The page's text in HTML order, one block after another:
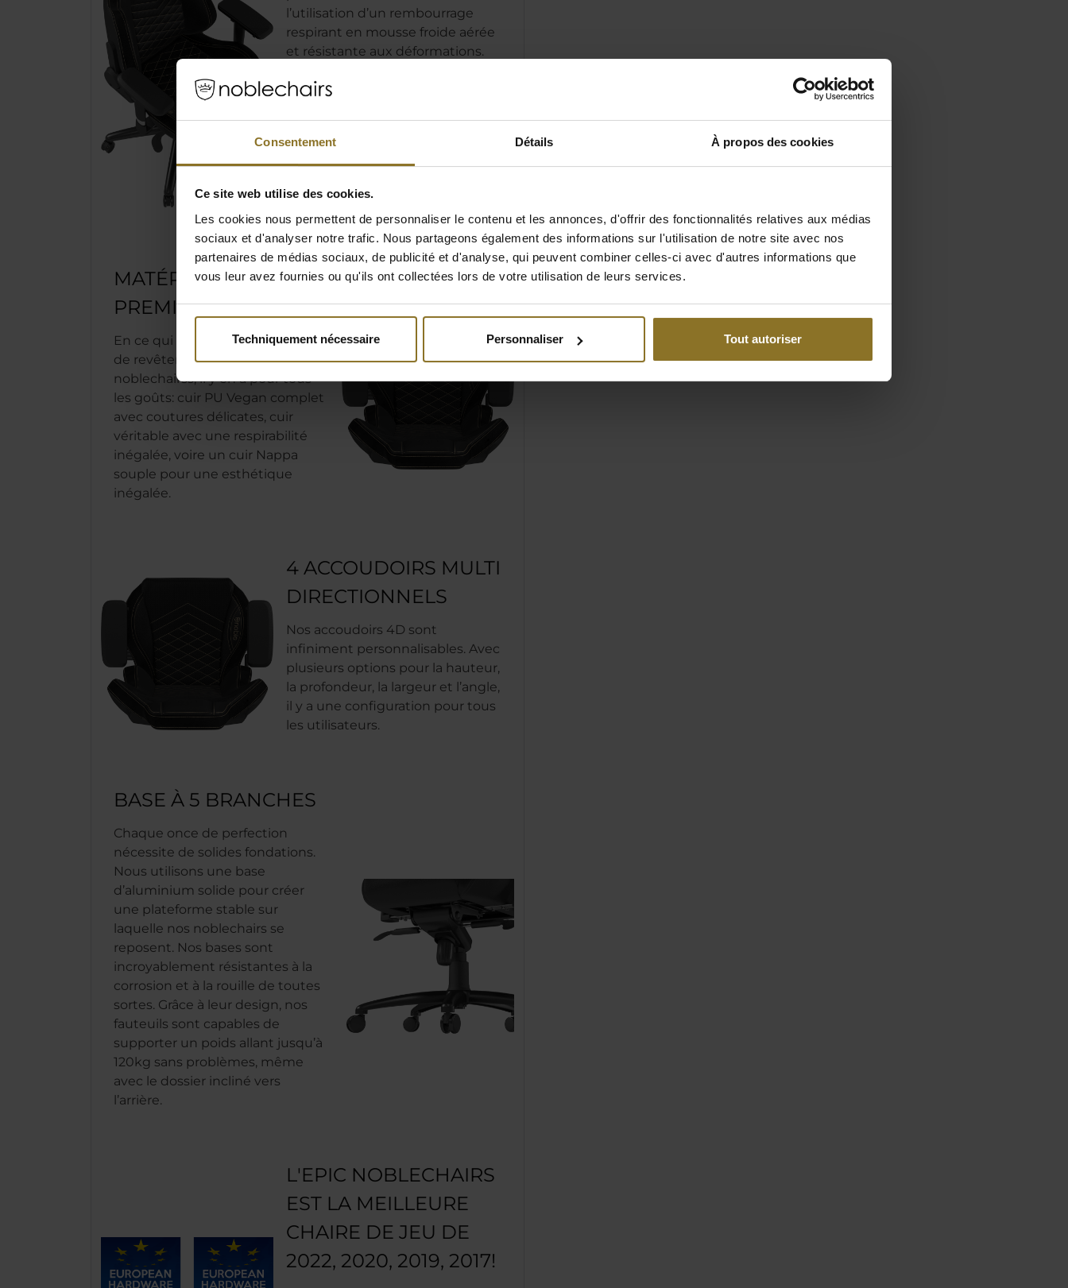
Consentement Détails À propos des cookies
Ce site web utilise des cookies.
Les cookies nous permettent de personnaliser le contenu et les annonces, d'offrir des fonctionnalités relatives aux médias
sociaux et d'analyser notre trafic. Nous partageons également des informations sur l'utilisation de notre site avec nos
partenaires de médias sociaux, de publicité et d'analyse, qui peuvent combiner celles-ci avec d'autres informations que
vous leur avez fournies ou qu'ils ont collectées lors de votre utilisation de leurs services.
Techniquement nécessaire Personnaliser Tout autoriser
l’utilisation d’un rembourrage
respirant en mousse froide aérée
et résistante aux déformations.
haute densité qui aide le fauteuil
efficacement la charge tout en
empêchant les utilisateurs de
MATÉRIAUX
PREMIUM
En ce qui concerne les matériaux
de revêtement utilisés dans nos
noblechairss, il y en a pour tous
les goûts: cuir PU Vegan complet
avec coutures délicates, cuir
véritable avec une respirabilité
inégalée, voire un cuir Nappa
souple pour une esthétique
inégalée.
4 ACCOUDOIRS MULTI
DIRECTIONNELS
Nos accoudoirs 4D sont
infiniment personnalisables. Avec
plusieurs options pour la hauteur,
la profondeur, la largeur et l’angle,
il y a une configuration pour tous
les utilisateurs.
BASE À 5 BRANCHES
Chaque once de perfection
nécessite de solides fondations.
Nous utilisons une base
d’aluminium solide pour créer
une plateforme stable sur
laquelle nos noblechairs se
reposent. Nos bases sont
incroyablement résistantes à la
corrosion et à la rouille de toutes
sortes. Grâce à leur design, nos
fauteuils sont capables de
supporter un poids allant jusqu’à
120kg sans problèmes, même
avec le dossier incliné vers
l’arrière.
L'EPIC NOBLECHAIRS
EST LA MEILLEURE
CHAIRE DE JEU DE
2022, 2020, 2019, 2017!